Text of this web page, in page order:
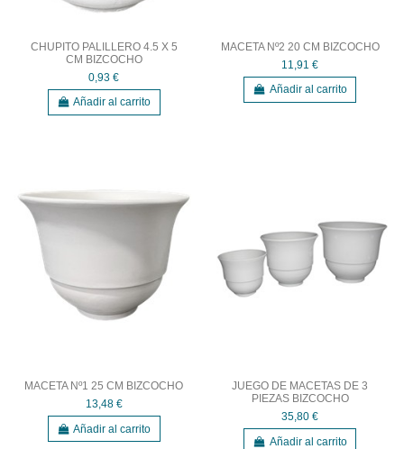
CHUPITO PALILLERO 4.5 X 5
CM BIZCOCHO
0,93 €
Añadir al carrito
MACETA Nº2 20 CM BIZCOCHO
11,91 €
Añadir al carrito
MACETA Nº1 25 CM BIZCOCHO
13,48 €
Añadir al carrito
JUEGO DE MACETAS DE 3
PIEZAS BIZCOCHO
35,80 €
Añadir al carrito